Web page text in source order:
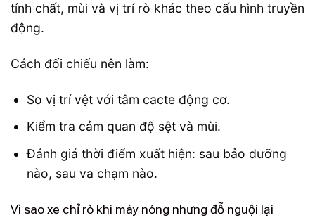
tính chất, mùi và vị trí rò khác theo cấu hình truyền
động.
Cách đối chiếu nên làm:
So vị trí vệt với tâm cacte động cơ.
Kiểm tra cảm quan độ sệt và mùi.
Đánh giá thời điểm xuất hiện: sau bảo dưỡng
nào, sau va chạm nào.
Vì sao xe chỉ rò khi máy nóng nhưng đỗ nguội lại